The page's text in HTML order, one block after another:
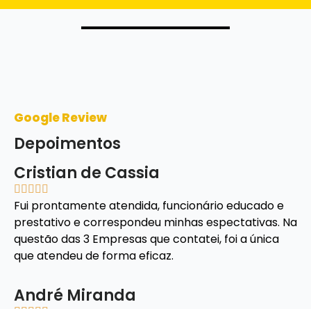
Google Review
Depoimentos
Cristian de Cassia
    
Fui prontamente atendida, funcionário educado e
prestativo e correspondeu minhas espectativas. Na
questão das 3 Empresas que contatei, foi a única
que atendeu de forma eficaz.
André Miranda